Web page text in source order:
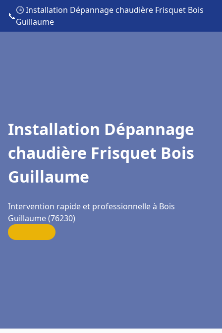
📞
🕒 Installation Dépannage chaudière Frisquet Bois
Guillaume
Installation Dépannage
chaudière Frisquet Bois
Guillaume
Intervention rapide et professionnelle à Bois
Guillaume (76230)